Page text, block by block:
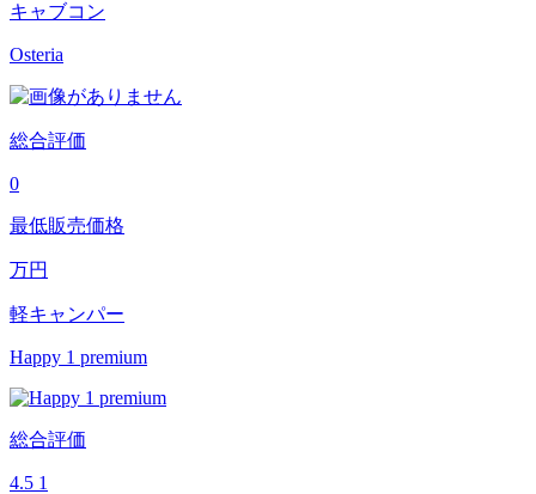
キャブコン
Osteria
総合評価
0
最低販売価格
万円
軽キャンパー
Happy 1 premium
総合評価
4.5 1